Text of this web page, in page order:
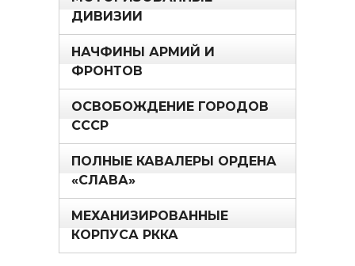
ДИВИЗИИ
НАЧФИНЫ АРМИЙ И
ФРОНТОВ
ОСВОБОЖДЕНИЕ ГОРОДОВ
СССР
ПОЛНЫЕ КАВАЛЕРЫ ОРДЕНА
«СЛАВА»
МЕХАНИЗИРОВАННЫЕ
КОРПУСА РККА